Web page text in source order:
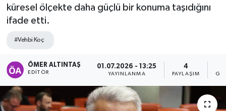
küresel ölçekte daha güçlü bir konuma taşıdığını
ifade etti.
#Vehbi Koç
ÖMER ALTINTAŞ
EDITÖR
01.07.2026 - 13:25
YAYINLANMA
4
PAYLAŞIM